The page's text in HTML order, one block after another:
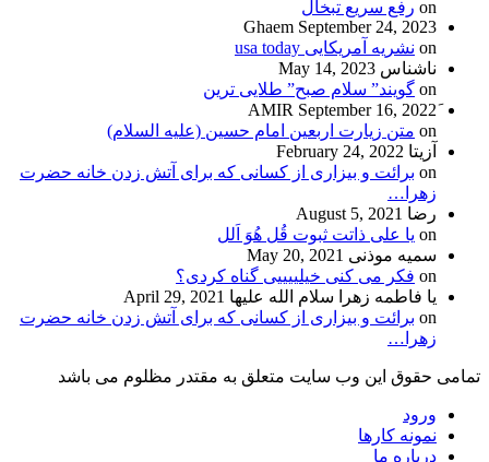
on رفع سریع تبخال
Ghaem September 24, 2023
on نشریه آمریکایی usa today
ناشناس May 14, 2023
on گویند” سلام صبح” طلایی ترین
September 16, 2022
on متن زیارت اربعین امام حسین (علیه السلام)
آزیتا February 24, 2022
on برائت و بیزاری از کسانی که برای آتش زدن خانه حضرت
زهرا…
رضا August 5, 2021
on یا علی ذاتت ثبوت قُل هُوَ اَلل
سمیه موذنی May 20, 2021
on فکر می کنی خیلییییی گناه کردی؟
یا فاطمه زهرا سلام الله علیها April 29, 2021
on برائت و بیزاری از کسانی که برای آتش زدن خانه حضرت
زهرا…
تمامی حقوق این وب سایت متعلق به مقتدر مظلوم می باشد
ورود
نمونه کارها
درباره ما